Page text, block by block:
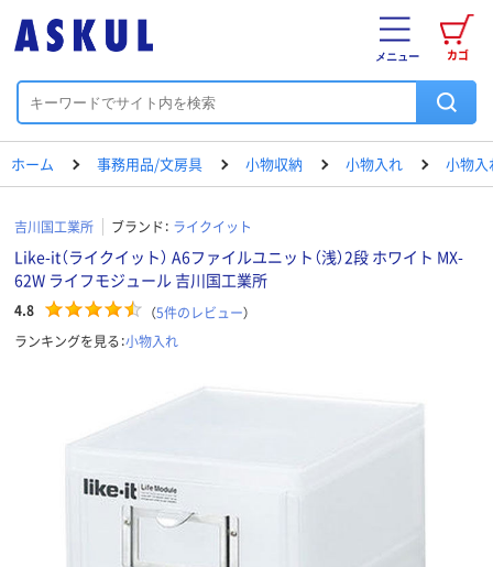
カゴ
メニュー
ホーム 事務用品/文房具 小物収納 小物入れ 小物入
吉川国工業所 ブランド： ライクイット
Like-it（ライクイット） A6ファイルユニット（浅）2段 ホワイト MX-
62W ライフモジュール 吉川国工業所
4.8 （5件のレビュー）
ランキングを見る：小物入れ